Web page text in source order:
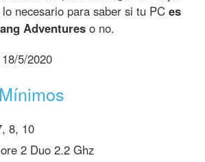
necesario para saber si tu PCes
Adventures o no.
5/2020
8, 10
2 Duo 2.2 Ghz